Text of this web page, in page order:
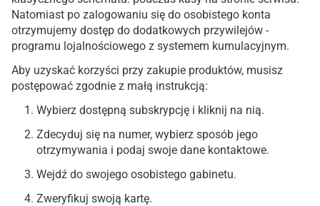
Natomiast po zalogowaniu się do osobistego konta
otrzymujemy dostęp do dodatkowych przywilejów -
programu lojalnościowego z systemem kumulacyjnym.
Aby uzyskać korzyści przy zakupie produktów, musisz
postępować zgodnie z małą instrukcją:
Wybierz dostępną subskrypcję i kliknij na nią.
Zdecyduj się na numer, wybierz sposób jego
otrzymywania i podaj swoje dane kontaktowe.
Wejdź do swojego osobistego gabinetu.
Zweryfikuj swoją kartę.